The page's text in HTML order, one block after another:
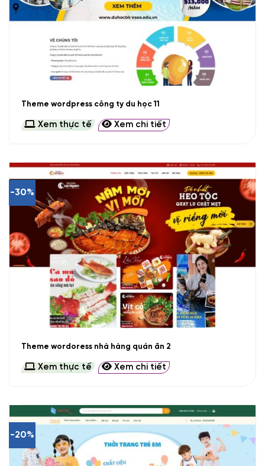
Theme wordpress công ty du học 11
Xem thực tế Xem chi tiết
-30%
Theme wordoress nhà hàng quán ăn 2
Xem thực tế Xem chi tiết
-20%